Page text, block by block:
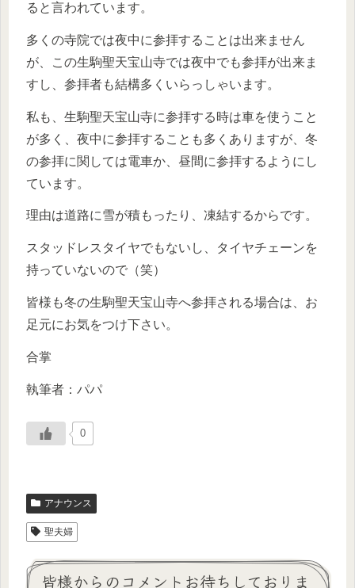
ると言われています。
多くの寺院では夜中に参拝することは出来ません
が、この生駒聖天宝山寺では夜中でも参拝が出来ま
すし、参拝者も結構多くいらっしゃいます。
私も、生駒聖天宝山寺に参拝する時は車を使うこと
が多く、夜中に参拝することも多くありますが、冬
の参拝に関しては電車か、昼間に参拝するようにし
ています。
理由は道路に雪が積もったり、凍結するからです。
スタッドレスタイヤでもないし、タイヤチェーンを
持っていないので（笑）
皆様も冬の生駒聖天宝山寺へ参拝される場合は、お
足元にお気をつけ下さい。
合掌
執筆者：パパ
0
アナウンス
聖夫婦
皆様からのコメントお待ちしておりま